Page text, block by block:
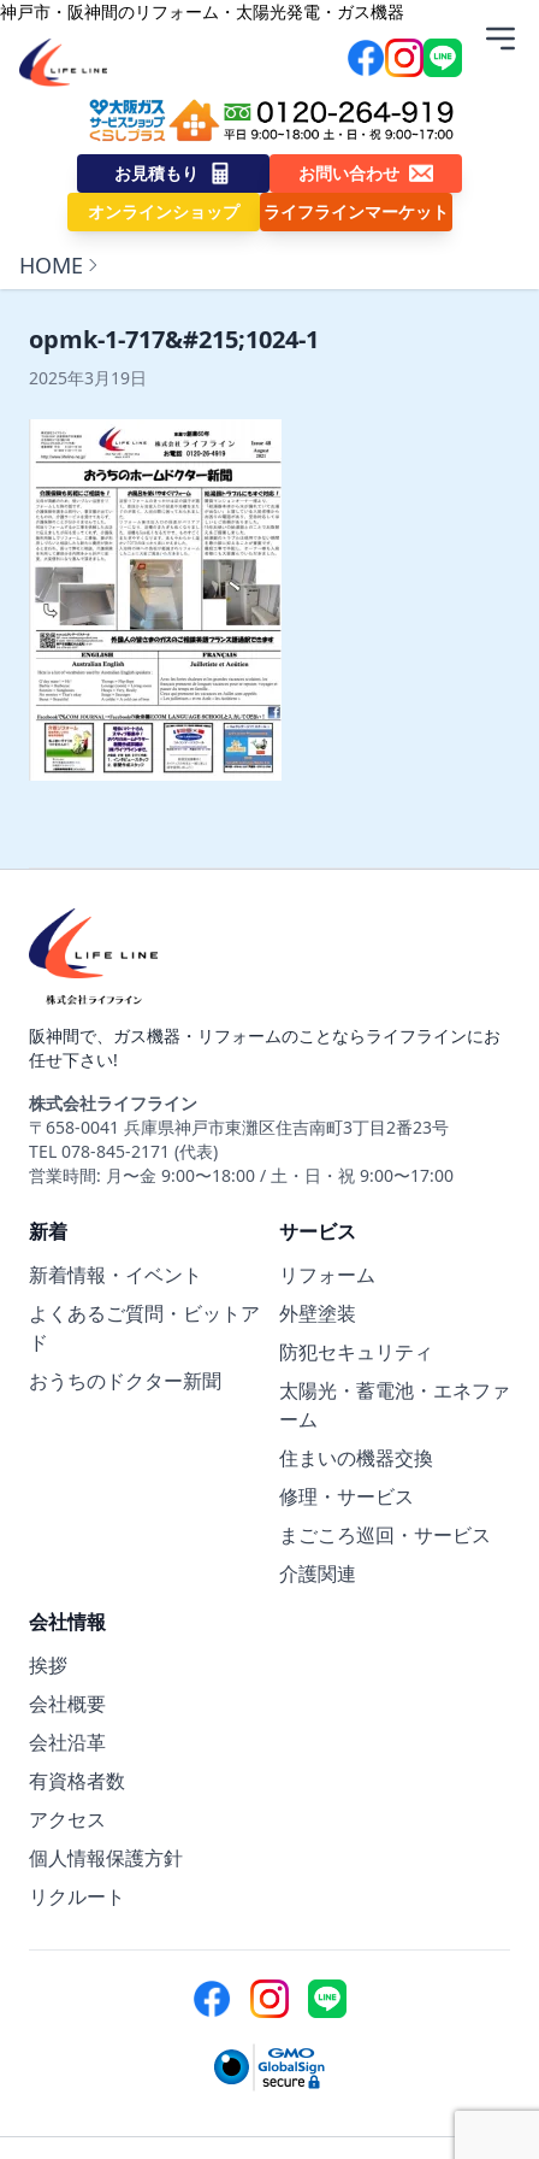
内容をスキップ
神戸市・阪神間のリフォーム・太陽光発電・ガス機器
株式会社ライフライン
お見積もり
お問い合わせ
オンラインショップ
ライフラインマーケット
HOME
opmk-1-717&#215;1024-1
2025年3月19日
阪神間で、ガス機器・リフォームのことならライフラインにお
任せ下さい!
株式会社ライフライン
〒658-0041 兵庫県神戸市東灘区住吉南町3丁目2番23号
TEL 078-845-2171 (代表)
営業時間: 月〜金 9:00〜18:00 / 土・日・祝 9:00〜17:00
新着
新着情報・イベント
よくあるご質問・ビットア
ド
おうちのドクター新聞
サービス
リフォーム
外壁塗装
防犯セキュリティ
太陽光・蓄電池・エネファ
ーム
住まいの機器交換
修理・サービス
まごころ巡回・サービス
介護関連
会社情報
挨拶
会社概要
会社沿革
有資格者数
アクセス
個人情報保護方針
リクルート